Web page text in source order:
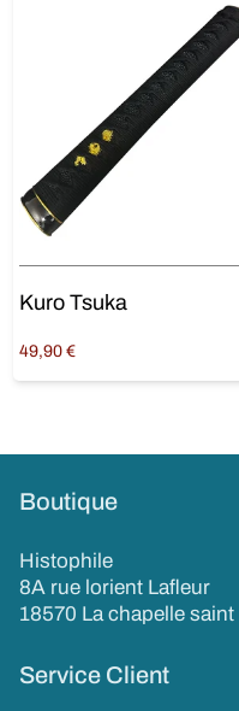
Kuro Tsuka
49,90 €
Ajouter au panier
Boutique
Histophile
8A rue lorient Lafleur
18570 La chapelle
Service Client